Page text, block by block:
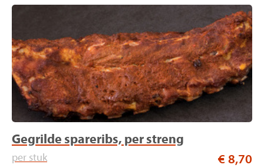
Hapjes / Tapas
Maaltijden
Gourmet
Worstsoorten
Gegrilde spareribs, per streng
per stuk € 8,70